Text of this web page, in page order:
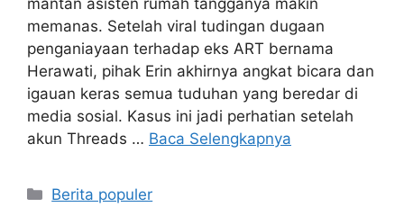
memanas. Setelah viral tudingan dugaan
penganiayaan terhadap eks ART bernama
Herawati, pihak Erin akhirnya angkat bicara dan
igauan keras semua tuduhan yang beredar di
media sosial. Kasus ini jadi perhatian setelah
akun Threads … Baca Selengkapnya
Kategori
Berita populer